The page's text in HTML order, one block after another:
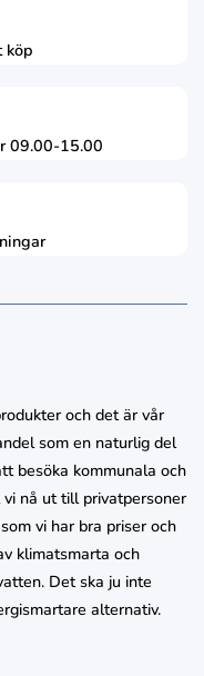
köp
09.00-15.00
och det är vår
som en naturlig del
besöka kommunala och
nå ut till privatpersoner
vi har bra priser och
klimatsmarta och
Det ska ju inte
alternativ.